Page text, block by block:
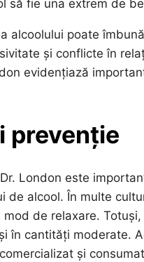
să fie una extrem de
alcoolului poate
și conflicte în
evidențiază
prevenție
London este
de alcool. În multe
de relaxare.
în cantități moderate.
și